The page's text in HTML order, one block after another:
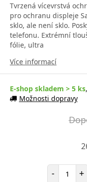
Tvrzená vícevrstvá
pro ochranu displeje
sklo, ale není sklo.
telefonu. Extrémní
fólie, ultra
Více informací
E-shop skladem > 5 ks
Možnosti dopravy
- Počet+